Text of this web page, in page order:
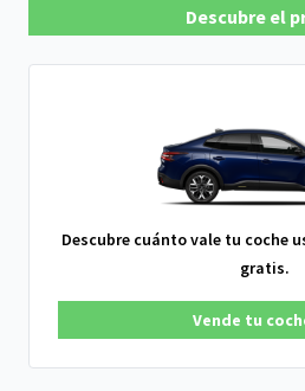
Descubre el
Descubre cuánto vale tu coche
gratis.
Vende tu